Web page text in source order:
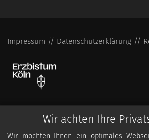
Wir achten Ihre
Wir möchten Ihnen ein optimales
Impressum Datenschutzerklärung